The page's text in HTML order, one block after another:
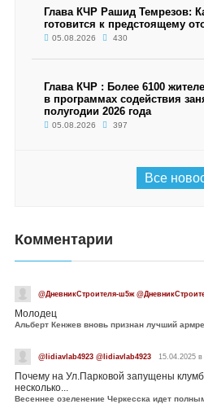
Глава КЧР Рашид Темрезов:
готовится к предстоящему
05.08.2026 430
Глава КЧР : Более 6100
в программах содействия
полугодии 2026 года
05.08.2026 397
Все
Комментарии
@ДневникСтроителя-ш5ж
Молодец
Альберт Кенжев вновь признан лучший
@lidiavlab4923 @lidiavlab4923 15.04.2025 в
Почему на Ул.Парковой запущены
несколько...
Весеннее озеленение Черкесска идет